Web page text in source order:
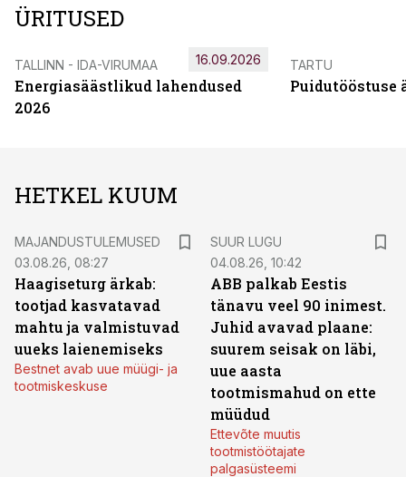
ÜRITUSED
TALLINN - IDA-VIRUMAA
Energiasäästlikud lahendused
2026
16.09.2026 TARTU
Puidutööstuse
HETKEL KUUM
MAJANDUSTULEMUSED
03.08.26, 08:27
Haagiseturg ärkab:
tootjad kasvatavad
mahtu ja valmistuvad
uueks laienemiseks
Bestnet avab uue müügi- ja
tootmiskeskuse
SUUR LUGU
04.08.26, 10:42
ABB palkab Eestis
tänavu veel 90 inimest.
Juhid avavad plaane:
suurem seisak on läbi,
uue aasta
tootmismahud on ette
müüdud
Ettevõte muutis
tootmistöötajate
palgasüsteemi